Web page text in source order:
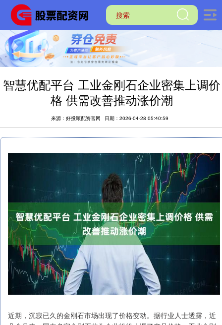
智慧优配平台 工业金刚石企业密集上调价
格 供需改善推动涨价潮
来源：好投顾配资官网 日期：2026-04-28 05:40:59
近期，沉寂已久的金刚石市场出现了价格变动。据行业人士透露，近